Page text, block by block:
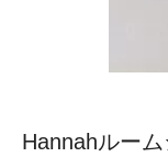
Hannahルー